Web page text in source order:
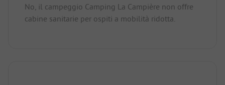
No, il campeggio Camping La Campière non offre
cabine sanitarie per ospiti a mobilità ridotta.